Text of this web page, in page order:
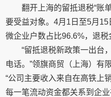
翻开上海的留抵退税“账
要受益对象。4月1日至5月
微企业户数占比96.6%，退税
“留抵退税新政策一出台
电话。”领旗商贸（上海）有
“公司主要收入来自在高铁上
每一笔流动资金都关系到企